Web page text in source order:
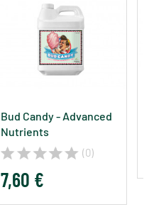
Bud Candy - Advanced
Nutrients
(0)
7,60 €